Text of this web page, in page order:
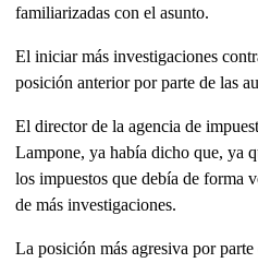
familiarizadas con el asunto.
El iniciar más investigaciones
posición anterior por parte de las
El director de la agencia de
Lampone, ya había dicho que, ya
los impuestos que debía de forma
de más investigaciones.
La posición más agresiva por